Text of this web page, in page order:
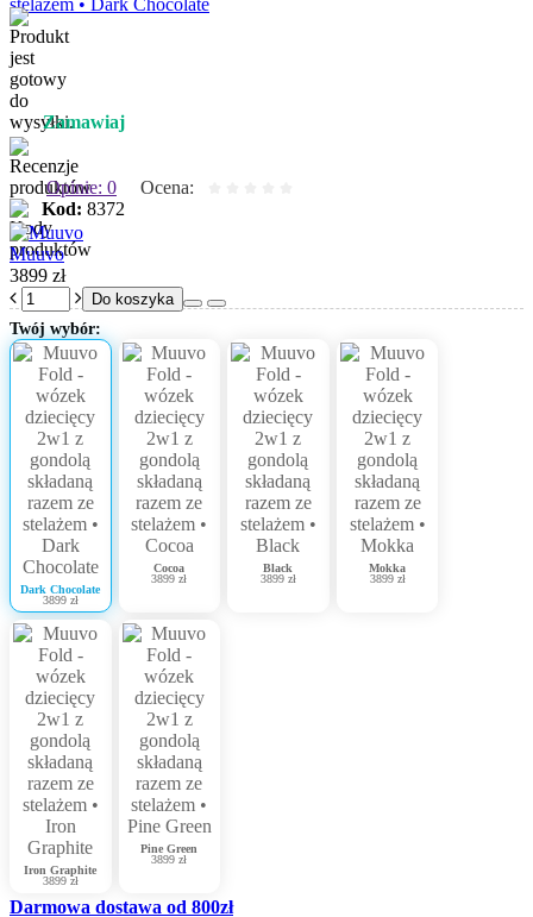
Zamawiaj
Opinie: 0
Ocena:
Kod: 8372
Muuvo
3899 zł
Do koszyka
Twój wybór:
Dark Chocolate
3899 zł
Cocoa
3899 zł
Black
3899 zł
Mokka
3899 zł
Iron Graphite
3899 zł
Pine Green
3899 zł
Darmowa dostawa od 800zł